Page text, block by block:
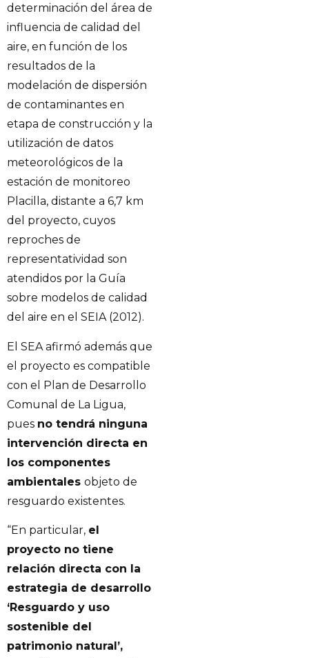
determinación del área de
influencia de calidad del
aire, en función de los
resultados de la
modelación de dispersión
de contaminantes en
etapa de construcción y la
utilización de datos
meteorológicos de la
estación de monitoreo
Placilla, distante a 6,7 km
del proyecto, cuyos
reproches de
representatividad son
atendidos por la Guía
sobre modelos de calidad
del aire en el SEIA (2012).
El SEA afirmó además que
el proyecto es compatible
con el Plan de Desarrollo
Comunal de La Ligua,
pues no tendrá ninguna
intervención directa en
los componentes
ambientales objeto de
resguardo existentes.
“En particular, el
proyecto no tiene
relación directa con la
estrategia de desarrollo
‘Resguardo y uso
sostenible del
patrimonio natural’,